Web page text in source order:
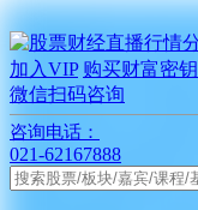
加入VIP 购买财富密钥
微信扫码咨询
咨询电话：
021-62167888